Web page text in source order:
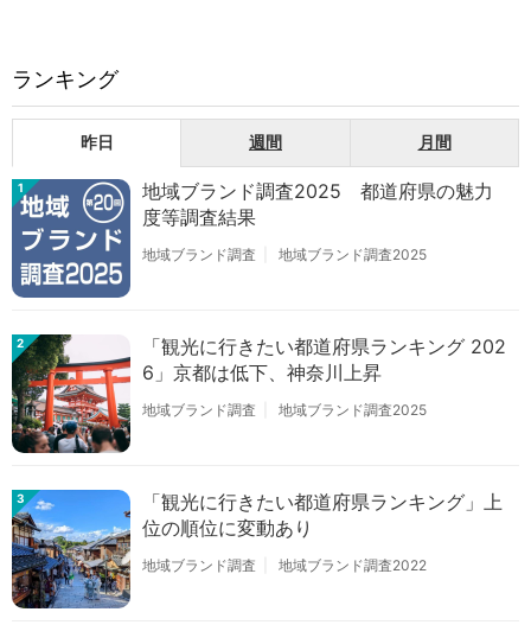
ランキング
昨日 週間 月間
1
地域ブランド調査2025 都道府県の魅力
度等調査結果
地域ブランド調査 地域ブランド調査2025
2
「観光に行きたい都道府県ランキング 202
6」京都は低下、神奈川上昇
地域ブランド調査 地域ブランド調査2025
3
「観光に行きたい都道府県ランキング」上
位の順位に変動あり
地域ブランド調査 地域ブランド調査2022